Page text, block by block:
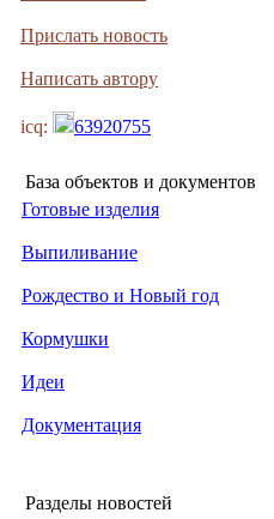
Прислать новость
Написать автору
icq: 63920755
База объектов и документов
Готовые изделия
Выпиливание
Рождество и Новый год
Кормушки
Идеи
Документация
Разделы новостей